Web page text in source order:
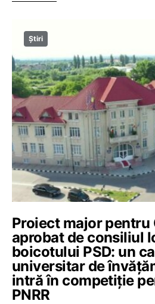
Știri
Proiect major pentru
aprobat de consiliul
boicotului PSD: un
universitar de
intră în competiție
PNRR